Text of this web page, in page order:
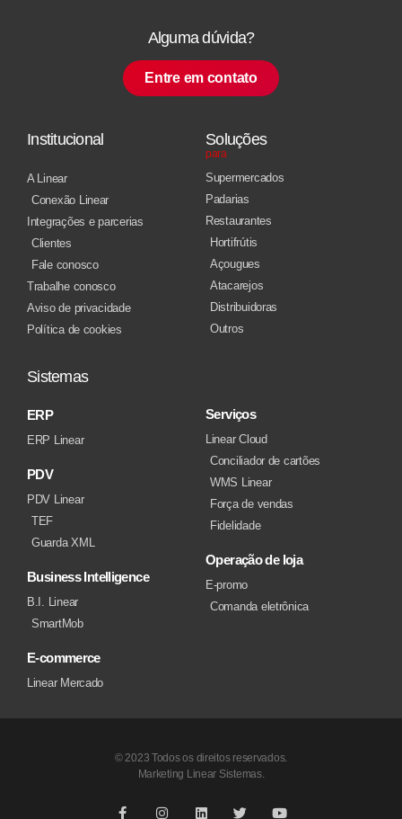
Alguma dúvida?
Entre em contato
Institucional
A Linear
Conexão Linear
Integrações e parcerias
Clientes
Fale conosco
Trabalhe conosco
Aviso de privacidade
Política de cookies
Soluções
para
Supermercados
Padarias
Restaurantes
Hortifrútis
Açougues
Atacarejos
Distribuidoras
Outros
Sistemas
ERP
ERP Linear
PDV
PDV Linear
TEF
Guarda XML
Business Intelligence
B.I. Linear
SmartMob
E-commerce
Linear Mercado
Serviços
Linear Cloud
Conciliador de cartões
WMS Linear
Força de vendas
Fidelidade
Operação de loja
E-promo
Comanda eletrônica
© 2023 Todos os direitos reservados.
Marketing Linear Sistemas.